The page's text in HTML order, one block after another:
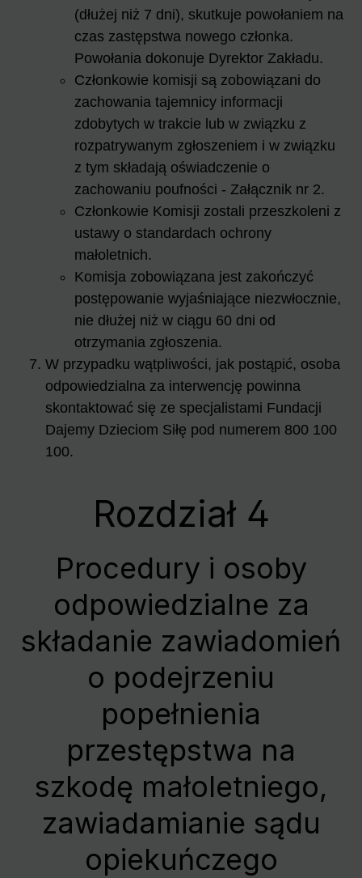
(dłużej niż 7 dni), skutkuje powołaniem na
czas zastępstwa nowego członka.
Powołania dokonuje Dyrektor Zakładu.
Członkowie komisji są zobowiązani do
zachowania tajemnicy informacji
zdobytych w trakcie lub w związku z
rozpatrywanym zgłoszeniem i w związku
z tym składają oświadczenie o
zachowaniu poufności - Załącznik nr 2.
Członkowie Komisji zostali przeszkoleni z
ustawy o standardach ochrony
małoletnich.
Komisja zobowiązana jest zakończyć
postępowanie wyjaśniające niezwłocznie,
nie dłużej niż w ciągu 60 dni od
otrzymania zgłoszenia.
W przypadku wątpliwości, jak postąpić, osoba
odpowiedzialna za interwencję powinna
skontaktować się ze specjalistami Fundacji
Dajemy Dzieciom Siłę pod numerem 800 100
100.
Rozdział 4
Procedury i osoby
odpowiedzialne za
składanie zawiadomień
o podejrzeniu
popełnienia
przestępstwa na
szkodę małoletniego,
zawiadamianie sądu
opiekuńczego